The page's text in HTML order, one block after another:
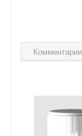
Комментарии